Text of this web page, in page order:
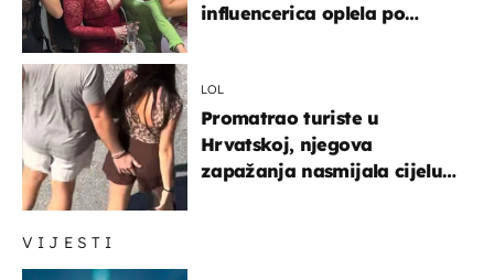
VIJESTI
influencerica oplela po
LOL
Promatrao turiste u
Hrvatskoj, njegova
zapažanja nasmijala cijelu